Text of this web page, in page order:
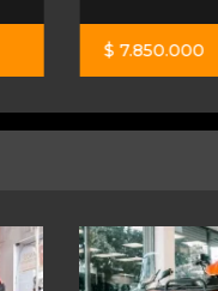
$ 7.850.000